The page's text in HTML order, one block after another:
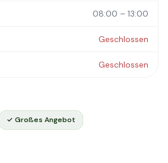
08:00 – 13:00
Geschlossen
Geschlossen
✓ Großes Angebot